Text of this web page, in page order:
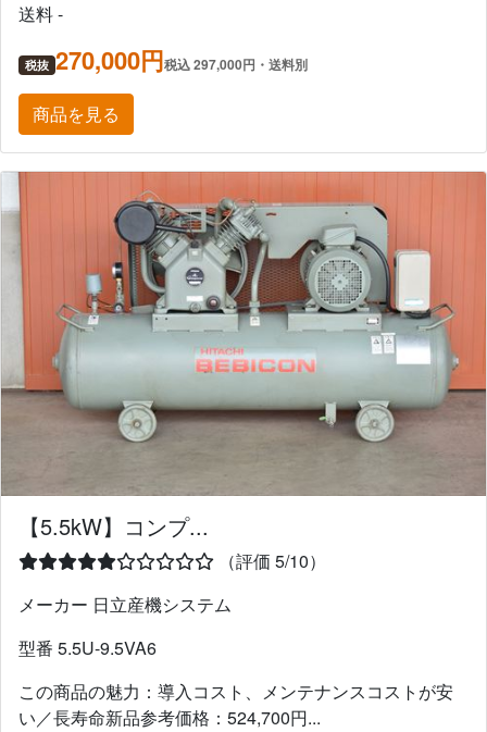
送料 -
税抜 270,000円税込 297,000円・送料別
商品を見る
【5.5kW】コンプ...
（評価 5/10）
メーカー 日立産機システム
型番 5.5U-9.5VA6
この商品の魅力：導入コスト、メンテナンスコストが安
い／長寿命新品参考価格：524,700円...